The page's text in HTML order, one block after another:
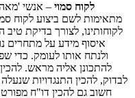
לקוח סמוי – אנשי 'מאה
מתאימות לשם ביצוע לקוח
לקוחותינו, לצורך בדיקת
איסוף מידע על מתחרים
ולנתח אותו לעומק. כדי
להתכונן אליה מראש.
לבדוק, להכין התנגדויות
חשוב גם להכין דו"ח